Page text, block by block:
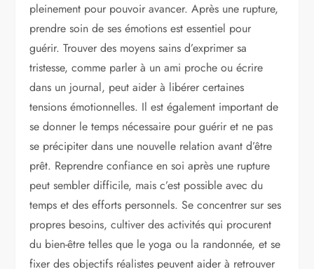
pleinement pour pouvoir avancer. Après une rupture,
prendre soin de ses émotions est essentiel pour
guérir. Trouver des moyens sains d’exprimer sa
tristesse, comme parler à un ami proche ou écrire
dans un journal, peut aider à libérer certaines
tensions émotionnelles. Il est également important de
se donner le temps nécessaire pour guérir et ne pas
se précipiter dans une nouvelle relation avant d’être
prêt. Reprendre confiance en soi après une rupture
peut sembler difficile, mais c’est possible avec du
temps et des efforts personnels. Se concentrer sur ses
propres besoins, cultiver des activités qui procurent
du bien-être telles que le yoga ou la randonnée, et se
fixer des objectifs réalistes peuvent aider à retrouver